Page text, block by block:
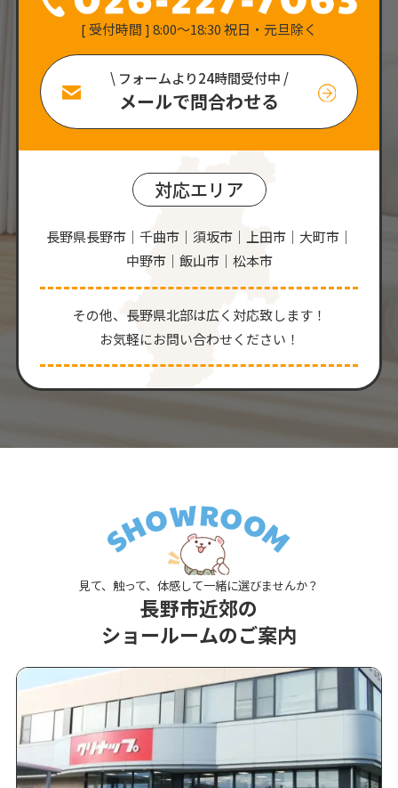
[ 受付時間 ] 8:00〜18:30 祝日・元旦除く
\ フォームより24時間受付中 /
メールで問合わせる
対応エリア
長野県長野市｜千曲市｜須坂市｜上田市｜大町市｜
中野市｜飯山市｜松本市
その他、⻑野県北部は広く対応致します！
お気軽にお問い合わせください！
見て、触って、体感して一緒に選びませんか？
長野市近郊の
ショールームのご案内